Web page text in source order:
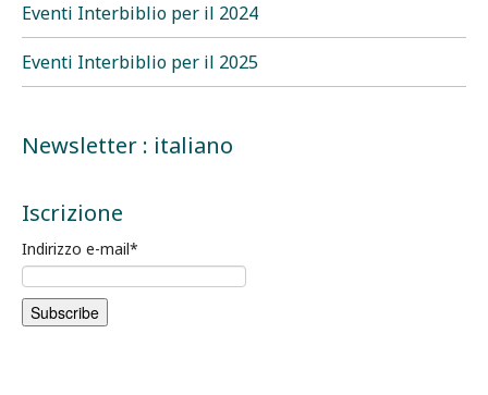
Eventi Interbiblio per il 2024
Eventi Interbiblio per il 2025
Newsletter : italiano
Iscrizione
Indirizzo e-mail*